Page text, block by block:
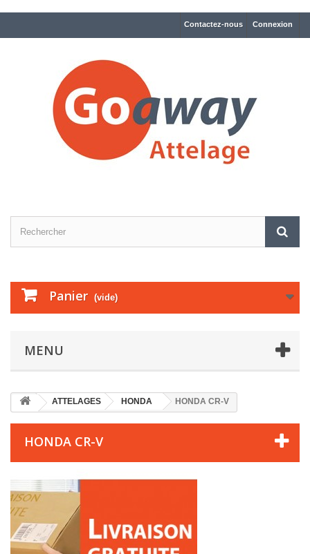
Connexion
Contactez-nous
Panier (vide)
MENU
ATTELAGES HONDA HONDA CR-V
HONDA CR-V